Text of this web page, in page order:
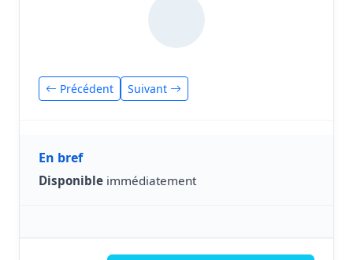
Précédent Suivant
En bref
Disponible immédiatement